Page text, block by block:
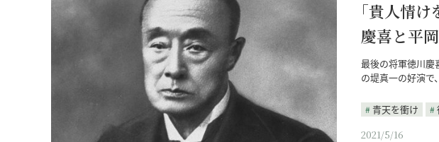
｢貴人情け
慶喜と平
最後の将軍徳川慶
の堤真一の好演
青天を衝け
2021/5/16